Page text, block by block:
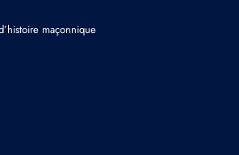
maçonnique